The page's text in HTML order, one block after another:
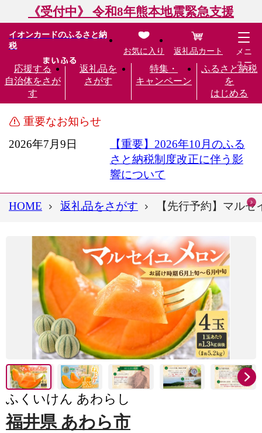
《受付中》 令和8年熊本地震緊急支援
イオンカードのふるさと納
税
応援する
自治体をさが
す
返礼品を
さがす
特集・
キャンペーン
ふるさと納税
を
はじめる
お気に入り 返礼品カート
メニ
ュー
重要なお知らせ
2026年7月9日
【重要】2026年10月のふる
さと納税制度改正に伴う影
響について
HOME 返礼品をさがす 【先行予約】マル
ふくいけん あわらし
福井県 あわら市